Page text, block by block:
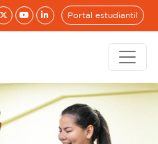
Portal estudiantil